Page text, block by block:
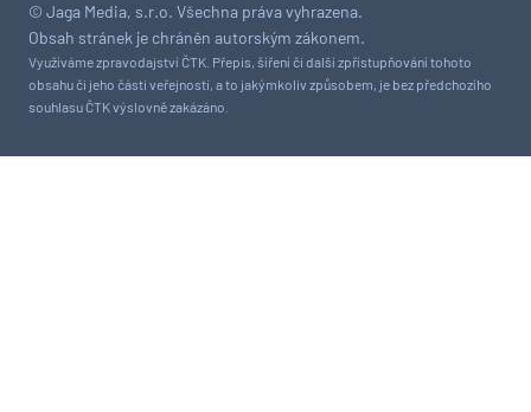
© Jaga Media, s.r.o. Všechna práva vyhrazena.
Obsah stránek je chráněn autorským zákonem.
Využíváme zpravodajství ČTK. Přepis, šíření či další zpřístupňování tohoto
obsahu či jeho části veřejnosti, a to jakýmkoliv způsobem, je bez předchozího
souhlasu ČTK výslovně zakázáno.